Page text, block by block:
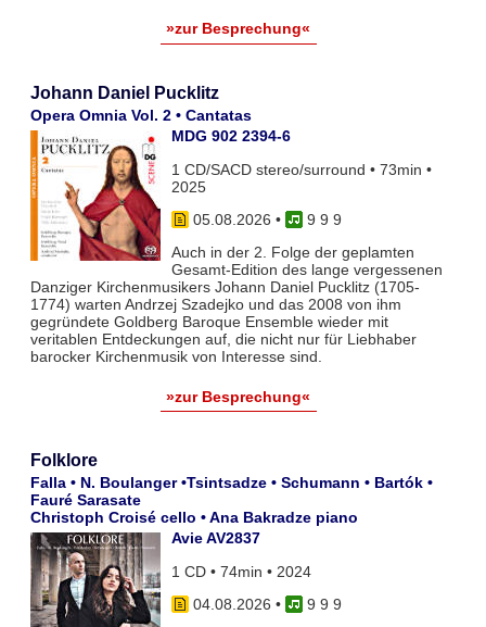
»zur Besprechung«
Johann Daniel Pucklitz
Opera Omnia Vol. 2 • Cantatas
MDG 902 2394-6
1 CD/SACD stereo/surround • 73min •
2025
05.08.2026 •
9 9 9
Auch in der 2. Folge der geplamten
Gesamt-Edition des lange vergessenen
Danziger Kirchenmusikers Johann Daniel Pucklitz (1705-
1774) warten Andrzej Szadejko und das 2008 von ihm
gegründete Goldberg Baroque Ensemble wieder mit
veritablen Entdeckungen auf, die nicht nur für Liebhaber
barocker Kirchenmusik von Interesse sind.
»zur Besprechung«
Folklore
Falla • N. Boulanger •Tsintsadze • Schumann • Bartók •
Fauré Sarasate
Christoph Croisé cello • Ana Bakradze piano
Avie AV2837
1 CD • 74min • 2024
04.08.2026 •
9 9 9